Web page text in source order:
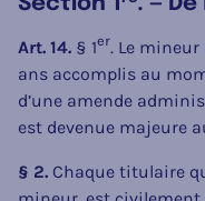
Art. 14. § 1er. Le
ans accomplis au
d’une amende
est devenue majeure
§ 2. Chaque titulaire